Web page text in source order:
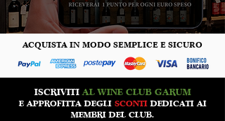
ACQUISTA IN MODO SEMPLICE E SICURO
ISCRIVITIAL WINE CLUB GARUM
E APPROFITTA DEGLI SCONTIDEDICATI AI
MEMBRI DEL CLUB.